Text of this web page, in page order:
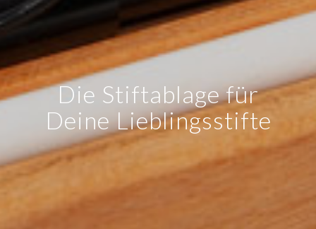
Die Stiftablage für
Deine Lieblingsstifte